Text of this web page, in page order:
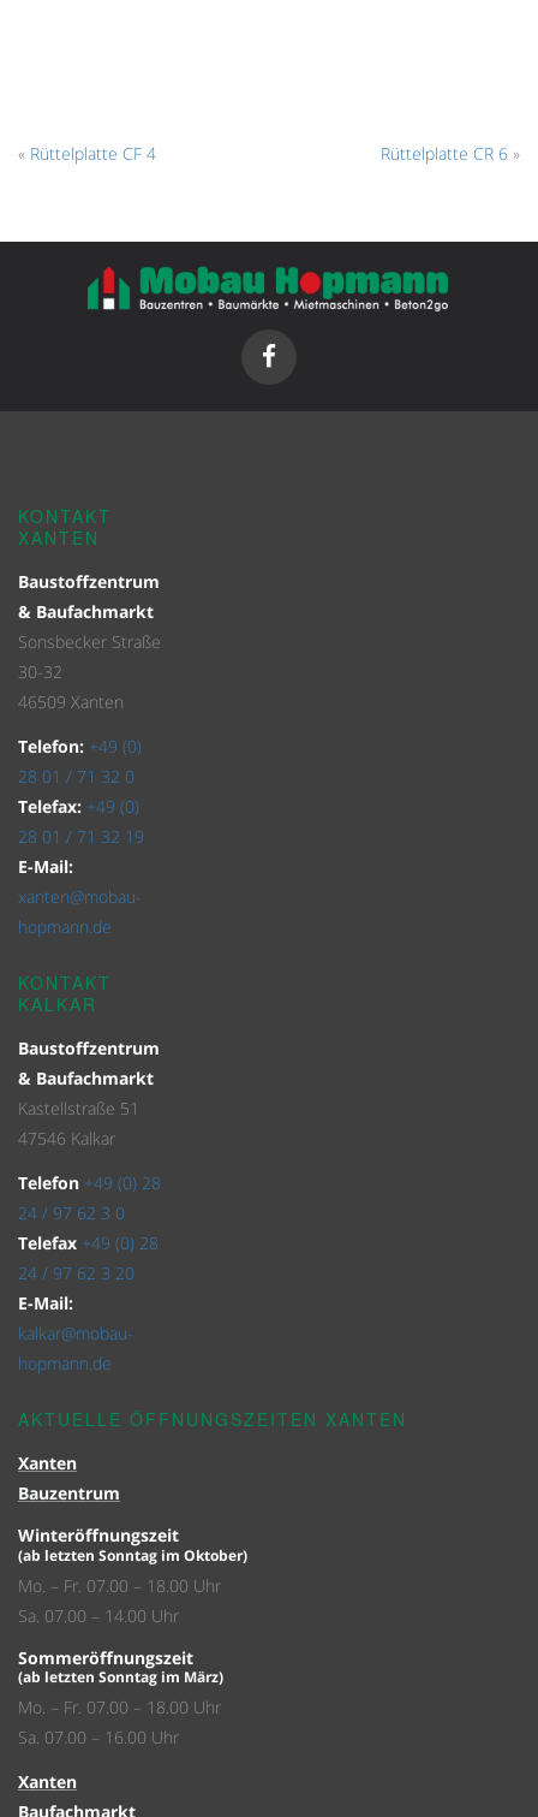
« Rüttelplatte CF 4 Rüttelplatte CR 6 »
KONTAKT
XANTEN
Baustoffzentrum
& Baufachmarkt
Sonsbecker Straße
30-32
46509 Xanten
Telefon: +49 (0)
28 01 / 71 32 0
Telefax: +49 (0)
28 01 / 71 32 19
E-Mail:
xanten@mobau-
hopmann.de
KONTAKT
KALKAR
Baustoffzentrum
& Baufachmarkt
Kastellstraße 51
47546 Kalkar
Telefon +49 (0) 28
24 / 97 62 3 0
Telefax +49 (0) 28
24 / 97 62 3 20
E-Mail:
kalkar@mobau-
hopmann.de
AKTUELLE ÖFFNUNGSZEITEN XANTEN
Xanten
Bauzentrum
Winteröffnungszeit
(ab letzten Sonntag im Oktober)
Mo. – Fr. 07.00 – 18.00 Uhr
Sa. 07.00 – 14.00 Uhr
Sommeröffnungszeit
(ab letzten Sonntag im März)
Mo. – Fr. 07.00 – 18.00 Uhr
Sa. 07.00 – 16.00 Uhr
Xanten
Baufachmarkt